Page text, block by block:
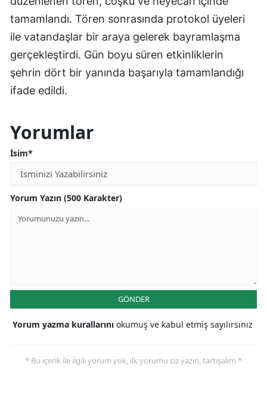
tamamlandı. Tören sonrasında protokol üyeleri
ile vatandaşlar bir araya gelerek bayramlaşma
gerçekleştirdi. Gün boyu süren etkinliklerin
şehrin dört bir yanında başarıyla tamamlandığı
ifade edildi.
Yorumlar
İsim*
Yorum Yazın (500 Karakter)
GÖNDER
Yorum yazma kurallarını okumuş ve kabul etmiş sayılırsınız
* Bu içerik ile ilgili yorum yok, ilk yorumu siz yazın, tartışalım *